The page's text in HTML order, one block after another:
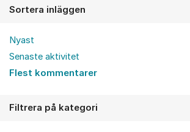
Sortera inläggen
Nyast
Senaste aktivitet
Flest kommentarer
Filtrera på kategori